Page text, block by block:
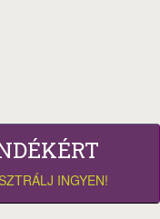
INGYEN!